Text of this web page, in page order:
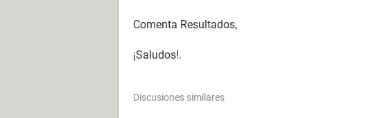
Comenta Resultados,
¡Saludos!.
Discusiones similares